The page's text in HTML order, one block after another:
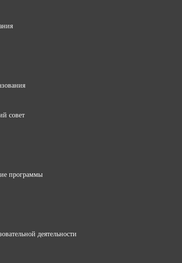
совет
программы
деятельности